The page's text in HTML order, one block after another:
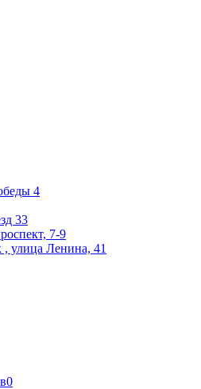
4
33
7-9
, улица Ленина, 41
0